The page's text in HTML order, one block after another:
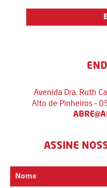
Avenida Dra. Ruth
Alto de Pinheiros –
ASSINE